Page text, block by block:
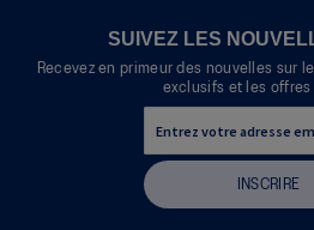
dialogue.
SUIVEZ LES
Recevez en primeur des nouvelles sur
exclusifs et les offres
INSCRIRE